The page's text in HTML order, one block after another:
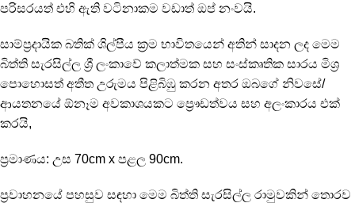
පරිසරයත් එහි ඇති වටිනාකම වඩාත් ඔප් නංවයි.
සාම්ප්‍රදායික බතික් ශිල්පීය ක්‍රම භාවිතයෙන් අතින් සාදන ලද මෙම
බිත්ති සැරසිල්ල ශ්‍රී ලංකාවේ කලාත්මක සහ සංස්කෘතික සාරය මිශ්‍ර
පොහොසත් අතීත උරුමය පිළිබිඹු කරන අතර ඔබගේ නිවසේ/
ආයතනයේ ඕනෑම අවකාශයකට ප්‍රෞඩත්වය සහ අලංකාරය එක්
කරයි,
ප්‍රමාණය: උස 70cm x පළල 90cm.
ප්‍රවාහනයේ පහසුව සඳහා මෙම බිත්ති සැරසිල්ල රාමුවකින් තොරව